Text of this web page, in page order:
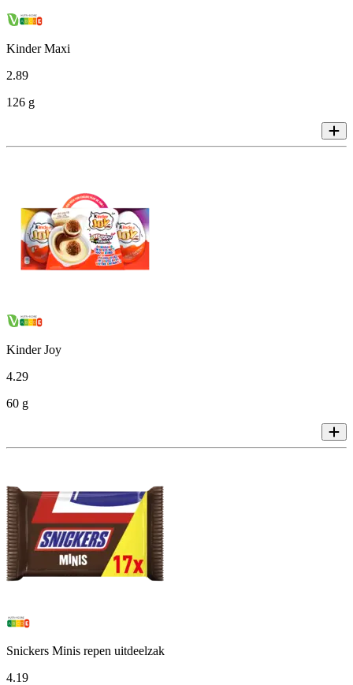
Kinder Maxi
2.89
126 g
Kinder Joy
4.29
60 g
Snickers Minis repen uitdeelzak
4.19